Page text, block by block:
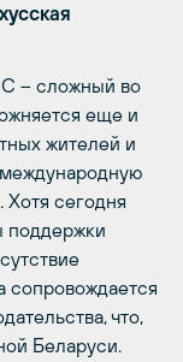
– сложный во
еще и
жителей и
международную
Хотя сегодня
поддержки
сопровождается
что,
Беларуси.